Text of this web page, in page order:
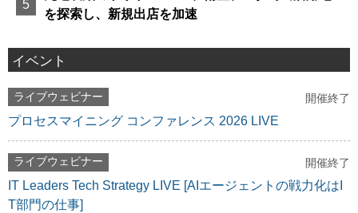
を探索し、新規出店を加速
イベント
ライブウェビナー 開催終了
プロセスマイニング コンファレンス 2026 LIVE
ライブウェビナー 開催終了
IT Leaders Tech Strategy LIVE [AIエージェントの戦力化はI
T部門の仕事]